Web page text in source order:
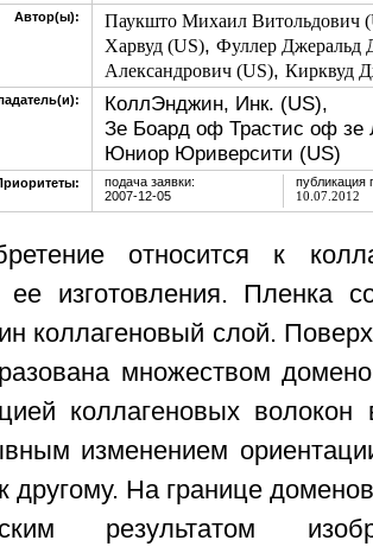
Автор(ы):
Паукшто Михаил Витольдович
Харвуд (US), Фуллер Джеральд
Александрович (US), Кирквуд
КоллЭнджин, Инк. (US),
Зе Боард оф Трастис оф
Юниор Юриверсити (US)
подача заявки:
2007-12-05
публикация
10.07.2012
относится к
ее изготовления. Пленка
коллагеновый слой.
множеством
коллагеновых
изменением
другому. На границе
результатом